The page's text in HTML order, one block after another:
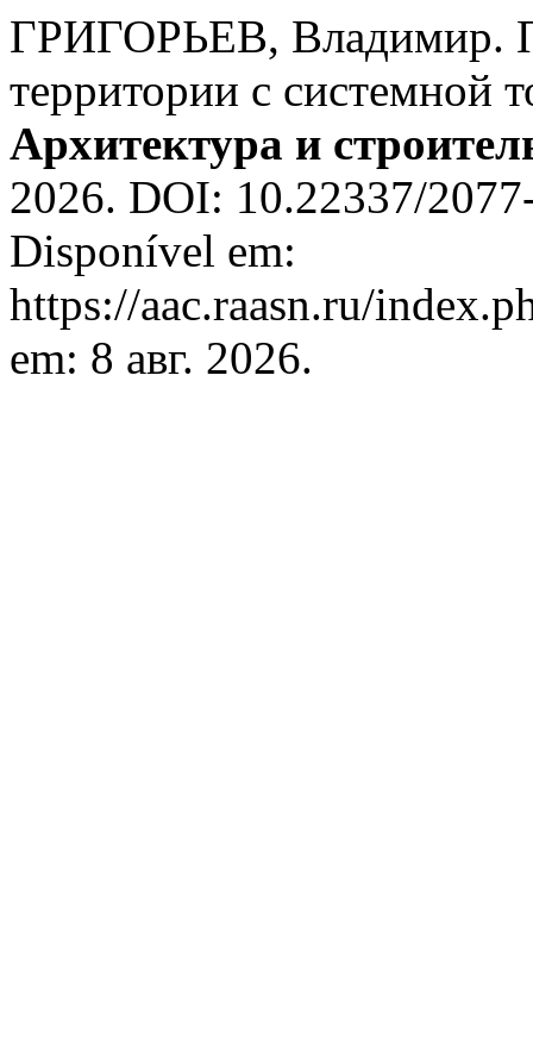
ГРИГОРЬЕВ, Владимир.
территории с системной
Архитектура и
2026. DOI: 10.22337/
Disponível em:
https://aac.raasn.ru/
em: 8 авг. 2026.